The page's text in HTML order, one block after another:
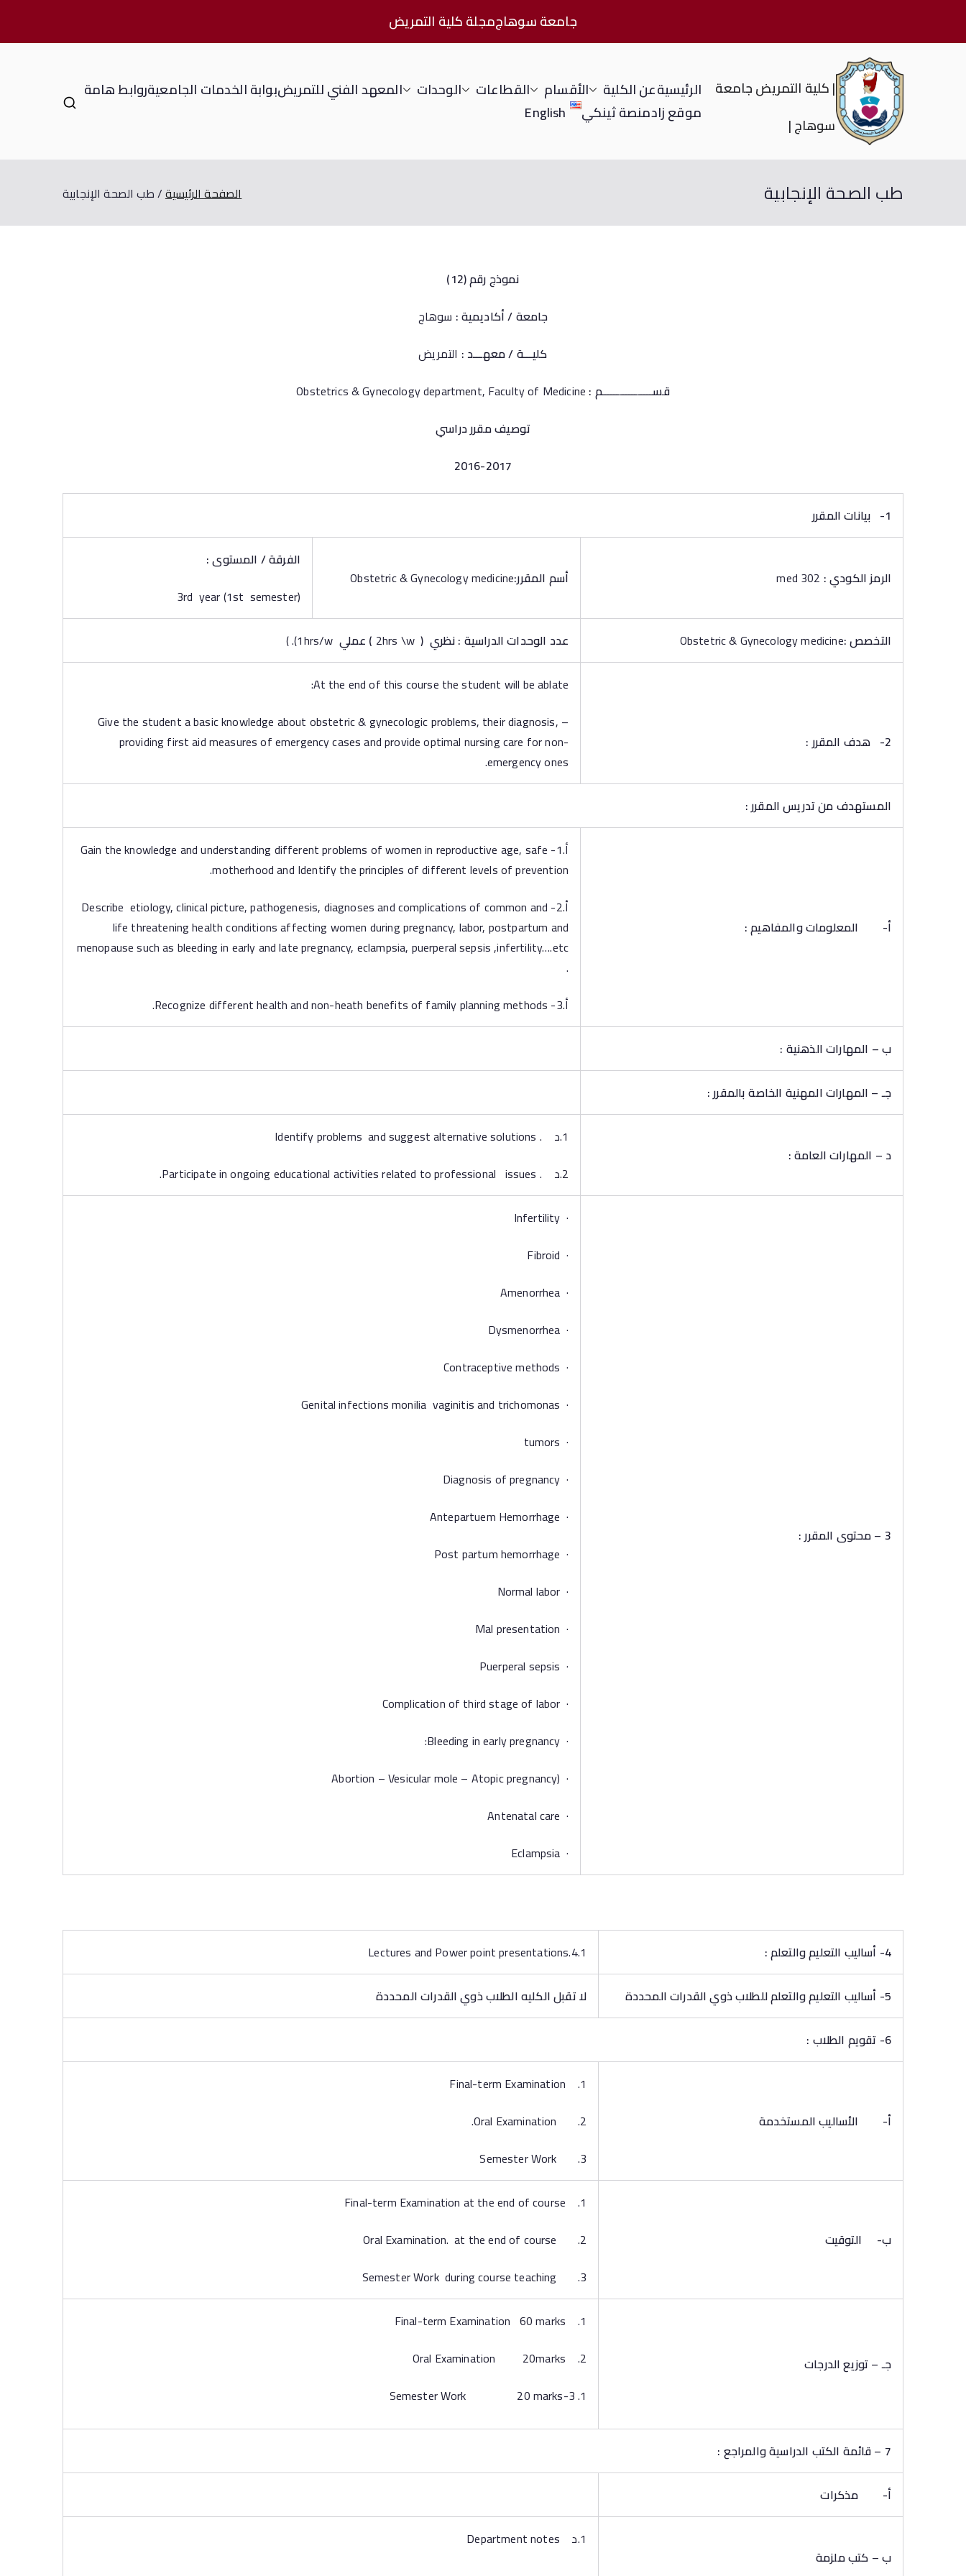
جامعة سوهاجمجلة كلية التمريض
| كلية التمريض جامعة
سوهاج |
الرئيسيةعن الكلية الأقسام القطاعات الوحدات المعهد الفني للتمريضبوابة الخدمات الجامعيةروابط هامة
موقع زادمنصة ثينكي English
طب الصحة الإنجابية الصفحة الرئيسية طب الصحة الإنجابية
نموذج رقم (12)
جامعة / أكاديمية : سوهاج
كليـــة / معهـــد : التمريض
قســـــــــــــــــم :
توصيف مقرر دراسي
2016-2017
1- بيانات المقرر
الرمز الكودي: أسم المقرر:Obstetric & Gynecology medicine
الفرقة / المستوى :
3rd year (1st semester)
التخصص :Obstetric & Gynecology medicine عدد الوحدات الدراسية : نظري (
2hrs \w
) عملي
2- هدف المقرر :
At the end of this course the student will be ablate:
– Give the student a basic knowledge about obstetric & gynecologic problems, their diagnosis,
providing first aid measures of emergency cases and provide optimal nursing care for non-
emergency ones.
المستهدف من تدريس المقرر :
أ‌- المعلومات والمفاهيم :
أ.1- Gain the knowledge and understanding different problems of women in reproductive age, safe
motherhood and Identify the principles of different levels of prevention.
أ.2- Describe etiology, clinical picture, pathogenesis, diagnoses and complications of common and
life threatening health conditions affecting women during pregnancy, labor, postpartum and
menopause such as bleeding in early and late pregnancy, eclampsia, puerperal sepsis ,infertility….etc
.
أ.3- Recognize different health and non-heath benefits of family planning methods.
ب – المهارات الذهنية :
جـ – المهارات المهنية الخاصة بالمقرر :
د – المهارات العامة :
1.د . Identify problems and suggest alternative solutions
2.د . Participate in ongoing educational activities related to professional issues.
3 – محتوى المقرر :
· Infertility
· Fibroid
· Amenorrhea
· Dysmenorrhea
· Contraceptive methods
· Genital infections monilia vaginitis and trichomonas
· tumors
· Diagnosis of pregnancy
· Antepartuem Hemorrhage
· Post partum hemorrhage
· Normal labor
· Mal presentation
· Puerperal sepsis
· Complication of third stage of labor
· Bleeding in early pregnancy:
· (Abortion – Vesicular mole – Atopic pregnancy
· Antenatal care
· Eclampsia
4- أساليب التعليم والتعلم : 4.1.Lectures and Power point presentations
5- أساليب التعليم والتعلم للطلاب ذوي القدرات المحددة لا تقبل الكليه الطلاب ذوي القدرات المحددة
6- تقويم الطلاب :
أ‌- الأساليب المستخدمة
1. Final-term Examination
2. Oral Examination.
3. Semester Work
ب‌- التوقيت
1. Final-term Examination at the end of course
2. Oral Examination. at the end of course
3. Semester Work during course teaching
جـ – توزيع الدرجات
1. Final-term Examination 60 marks
2. Oral Examination 20marks
3-Semester Work 20 marks
7 – قائمة الكتب الدراسية والمراجع :
أ‌- مذكرات
ب – كتب ملزمة
1.د Department notes